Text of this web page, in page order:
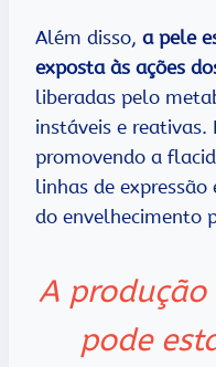
Além disso, a pele
exposta às ações
liberadas pelo
instáveis e
promovendo a
linhas de expressão
do envelhecimento
A produção
pode